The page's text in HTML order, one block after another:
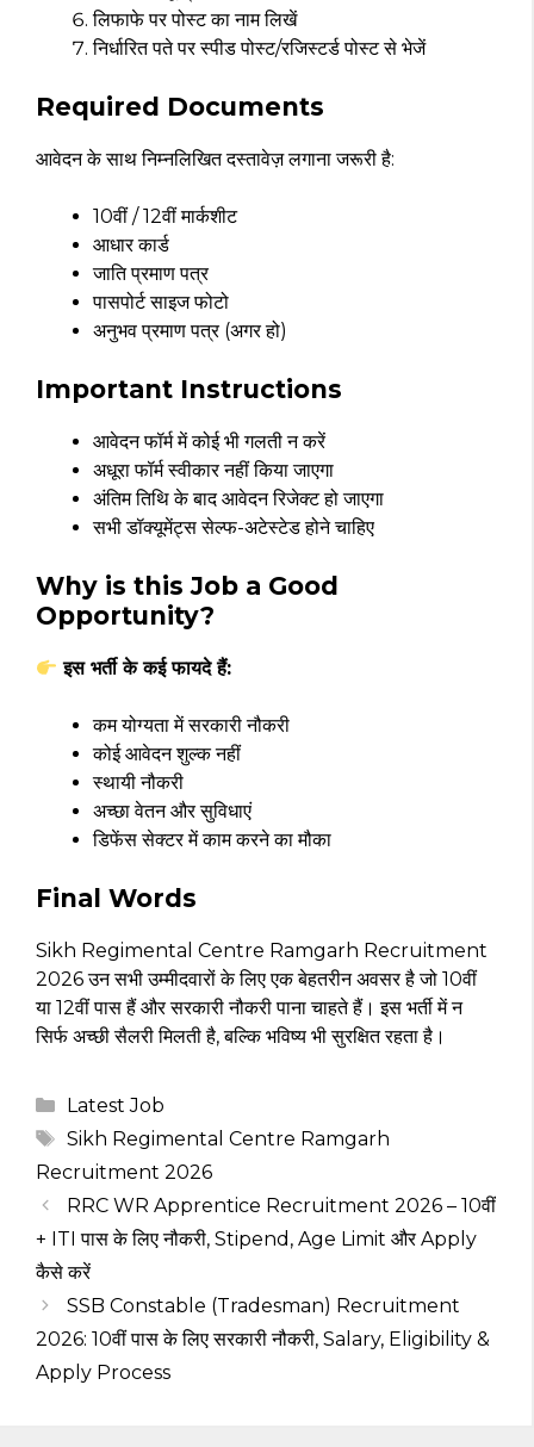
लिफाफे पर पोस्ट का नाम लिखें
निर्धारित पते पर स्पीड पोस्ट/रजिस्टर्ड पोस्ट से भेजें
Required Documents
आवेदन के साथ निम्नलिखित दस्तावेज़ लगाना जरूरी है:
10वीं / 12वीं मार्कशीट
आधार कार्ड
जाति प्रमाण पत्र
पासपोर्ट साइज फोटो
अनुभव प्रमाण पत्र (अगर हो)
Important Instructions
आवेदन फॉर्म में कोई भी गलती न करें
अधूरा फॉर्म स्वीकार नहीं किया जाएगा
अंतिम तिथि के बाद आवेदन रिजेक्ट हो जाएगा
सभी डॉक्यूमेंट्स सेल्फ-अटेस्टेड होने चाहिए
Why is this Job a Good
Opportunity?
इस भर्ती के कई फायदे हैं:
कम योग्यता में सरकारी नौकरी
कोई आवेदन शुल्क नहीं
स्थायी नौकरी
अच्छा वेतन और सुविधाएं
डिफेंस सेक्टर में काम करने का मौका
Final Words
Sikh Regimental Centre Ramgarh Recruitment
2026 उन सभी उम्मीदवारों के लिए एक बेहतरीन अवसर है जो 10वीं
या 12वीं पास हैं और सरकारी नौकरी पाना चाहते हैं। इस भर्ती में न
सिर्फ अच्छी सैलरी मिलती है, बल्कि भविष्य भी सुरक्षित रहता है।
Categories
Latest Job
Tags
Sikh Regimental Centre Ramgarh
Recruitment 2026
RRC WR Apprentice Recruitment 2026 – 10वीं
+ ITI पास के लिए नौकरी, Stipend, Age Limit और Apply
कैसे करें
SSB Constable (Tradesman) Recruitment
2026: 10वीं पास के लिए सरकारी नौकरी, Salary, Eligibility &
Apply Process